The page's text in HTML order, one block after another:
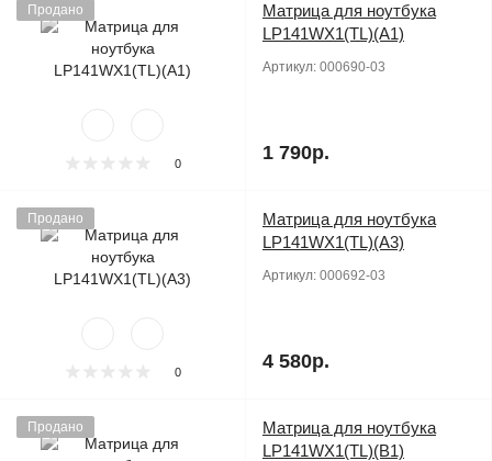
Продано
0
Матрица для ноутбука
LP141WX1(TL)(A1)
Артикул: 000690-03
1 790р.
Продано
0
Матрица для ноутбука
LP141WX1(TL)(A3)
Артикул: 000692-03
4 580р.
Продано
Матрица для ноутбука
LP141WX1(TL)(B1)